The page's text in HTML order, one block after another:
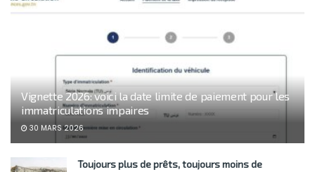
Vignette 2026: voici la date limite de paiement pour les
immatriculations impaires
30 MARS 2026
Toujours plus de prêts, toujours moins de